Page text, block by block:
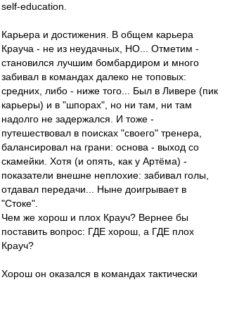
self-education.
Карьера и достижения. В общем карьера
Крауча - не из неудачных, НО... Отметим -
становился лучшим бомбардиром и много
забивал в командах далеко не топовых:
средних, либо - ниже того... Был в Ливере (пик
карьеры) и в "шпорах", но ни там, ни там
надолго не задержался. И тоже -
путешествовал в поисках "своего" тренера,
балансировал на грани: основа - выход со
скамейки. Хотя (и опять, как у Артёма) -
показатели внешне неплохие: забивал голы,
отдавал передачи... Ныне доигрывает в
"Стоке".
Чем же хорош и плох Крауч? Вернее бы
поставить вопрос: ГДЕ хорош, а ГДЕ плох
Крауч?
Хорош он оказался в командах тактически